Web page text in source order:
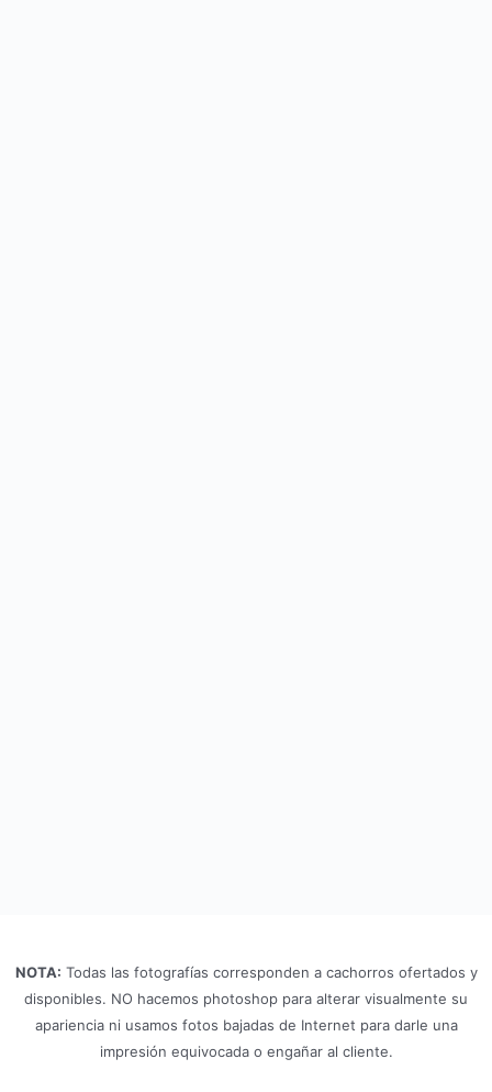
NOTA: Todas las fotografías corresponden a cachorros ofertados y
disponibles. NO hacemos photoshop para alterar visualmente su
apariencia ni usamos fotos bajadas de Internet para darle una
impresión equivocada o engañar al cliente.